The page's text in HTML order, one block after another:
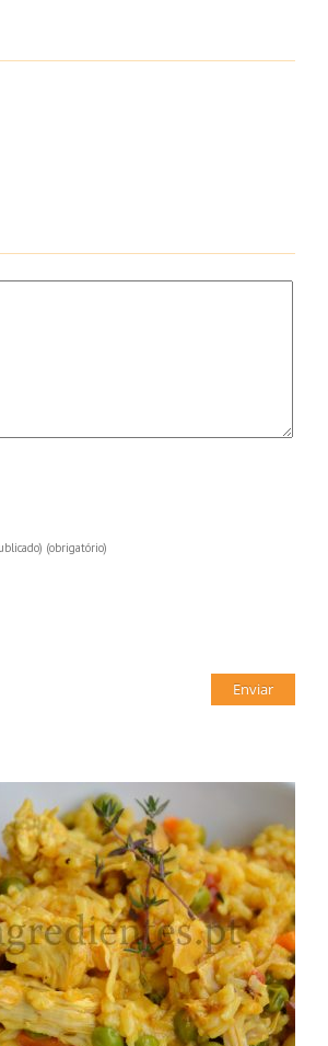
(obrigatório)
3 Doses
3 Pessoas
15Min